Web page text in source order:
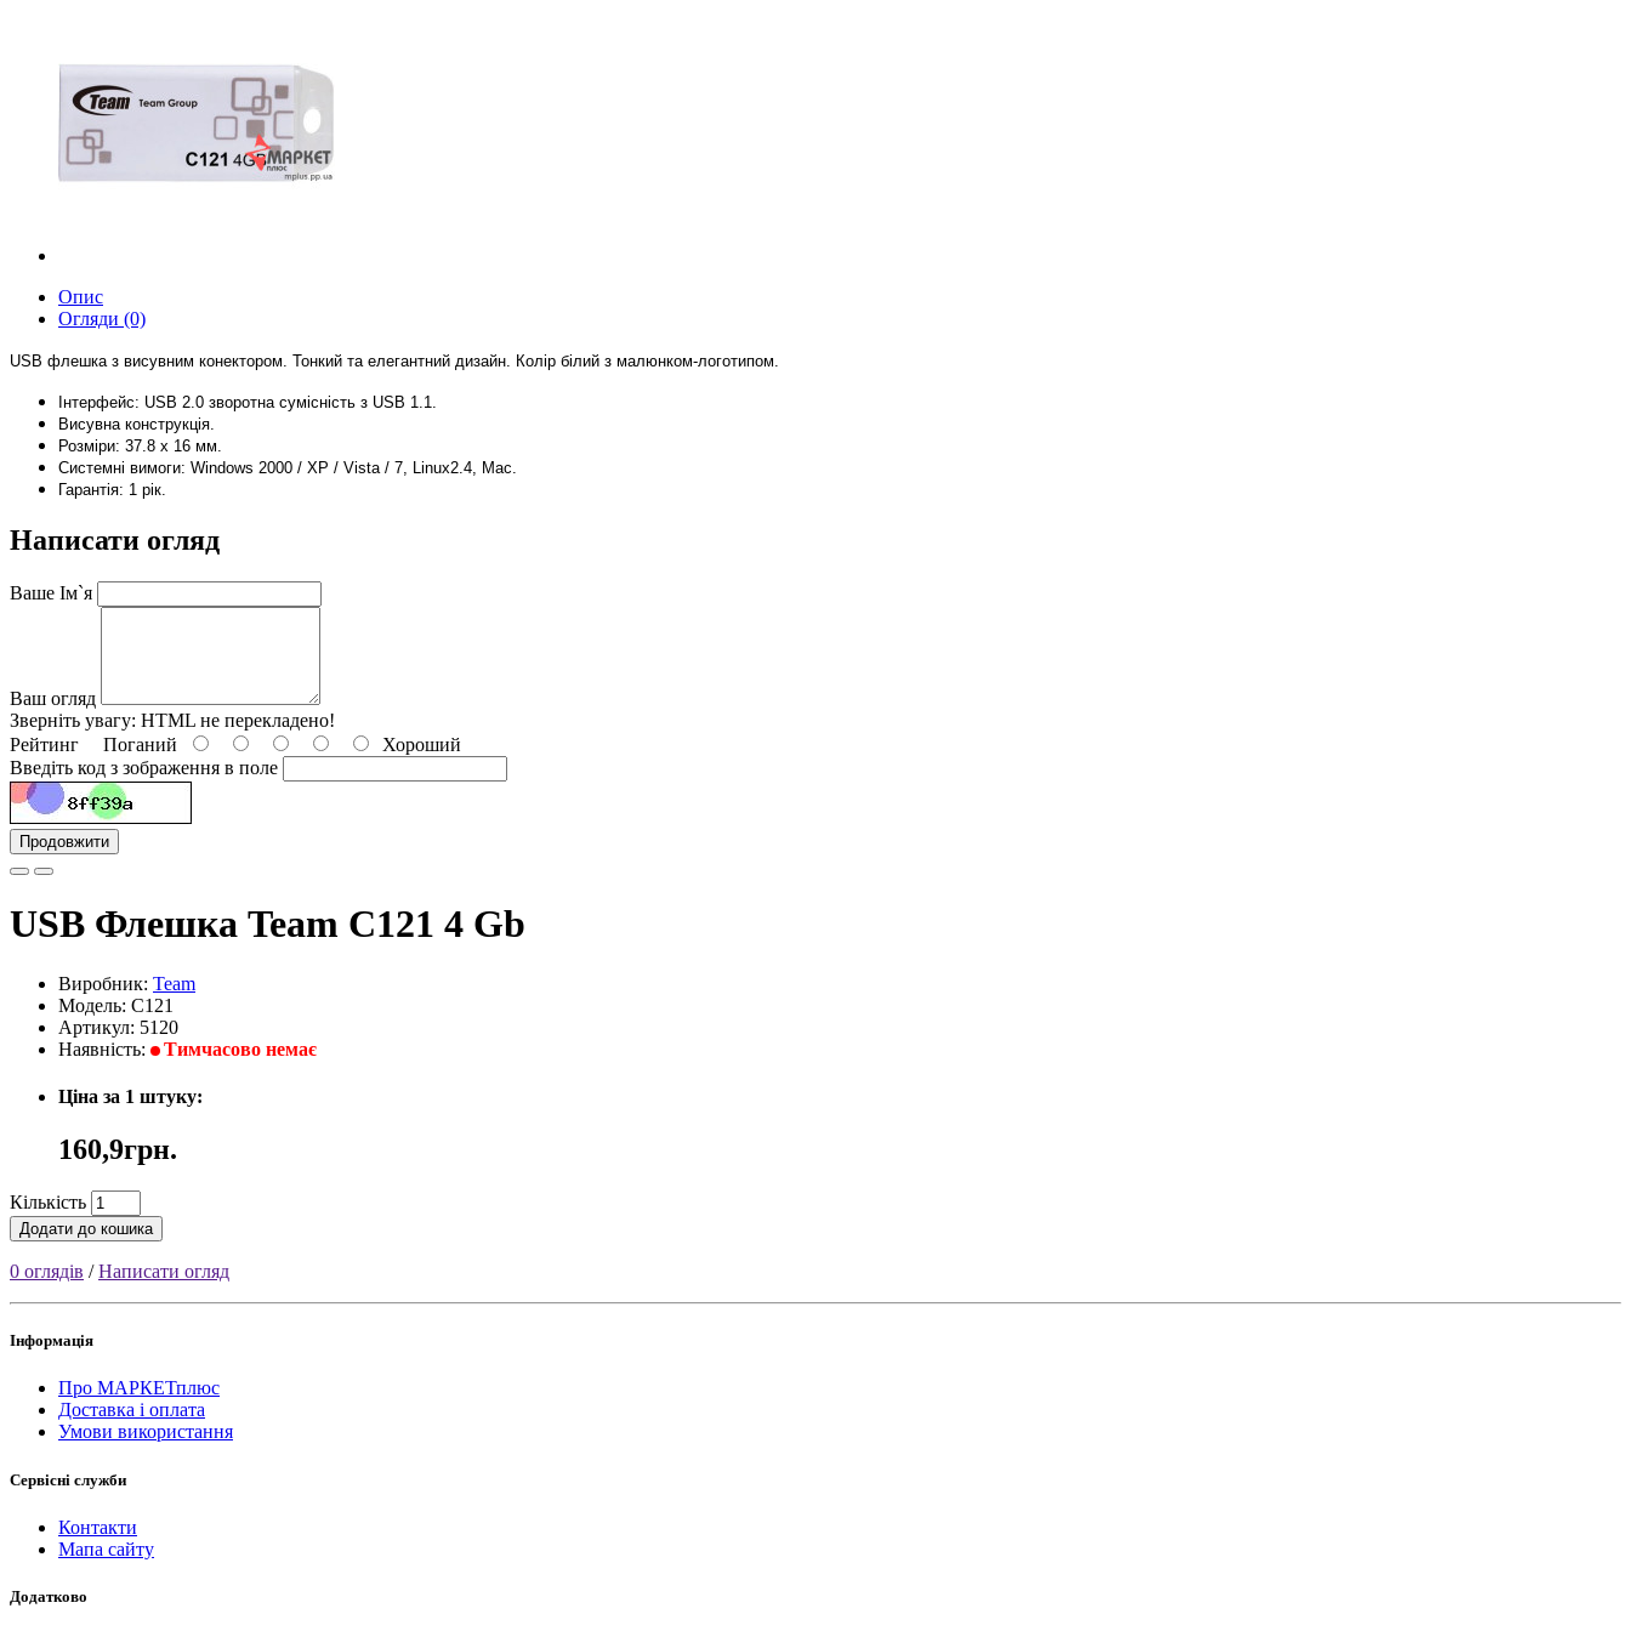
Опис
Огляди (0)
USB флешка з висувним конектором. Тонкий та елегантний дизайн. Колір білий з малюнком-логотипом.
Інтерфейс: USB 2.0 зворотна сумісність з USB 1.1.
Висувнаконструкція.
Розміри: 37.8 х 16 мм.
Системні вимоги: Windows 2000 / XP / Vista / 7, Linux2.4, Mac.
Гарантія: 1 рік.
Написати огляд
Ваше Ім`я
Ваш огляд
Зверніть увагу: HTML не перекладено!
Рейтинг Поганий
Хороший
Введіть код з зображення в поле
Продовжити
USB Флешка Team C121 4 Gb
Виробник: Team
Модель: C121
Артикул: 5120
Наявність:
Тимчасово немає
Ціна за 1 штуку:
160,9грн.
Кількість
Додати до кошика
0 оглядів /Написати огляд
Інформація
Про МАРКЕТплюс
Доставка і оплата
Умови використання
Сервісні служби
Контакти
Мапа сайту
Додатково